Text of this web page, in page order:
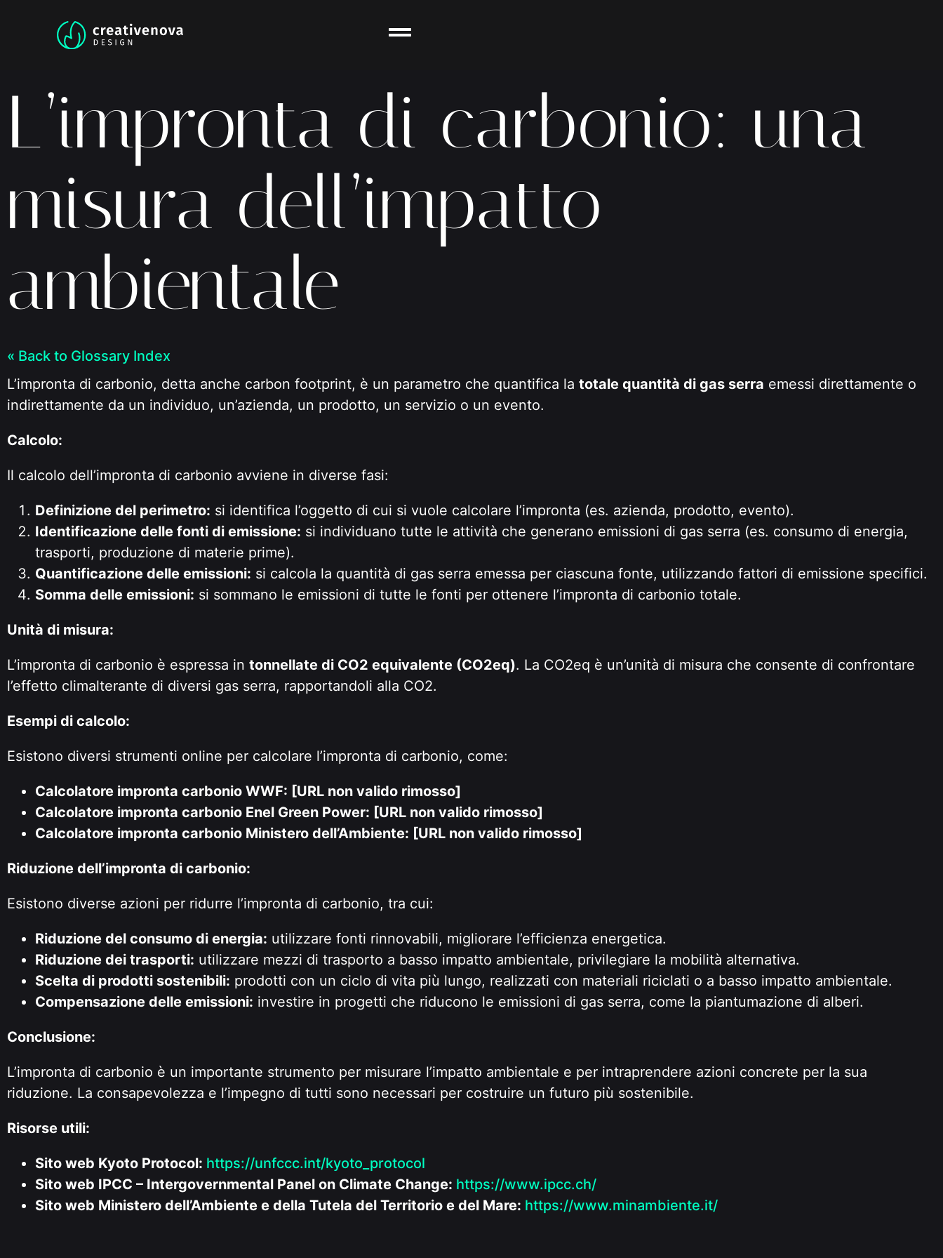
L’impronta di carbonio: una
misura dell’impatto
ambientale
« Back to Glossary Index
L’impronta di carbonio, detta anche carbon footprint, è un parametro che quantifica la totale quantità di gas serra emessi direttamente o
indirettamente da un individuo, un’azienda, un prodotto, un servizio o un evento.
Calcolo:
Il calcolo dell’impronta di carbonio avviene in diverse fasi:
Definizione del perimetro: si identifica l’oggetto di cui si vuole calcolare l’impronta (es. azienda, prodotto, evento).
Identificazione delle fonti di emissione: si individuano tutte le attività che generano emissioni di gas serra (es. consumo di energia,
trasporti, produzione di materie prime).
Quantificazione delle emissioni: si calcola la quantità di gas serra emessa per ciascuna fonte, utilizzando fattori di emissione specifici.
Somma delle emissioni: si sommano le emissioni di tutte le fonti per ottenere l’impronta di carbonio totale.
Unità di misura:
L’impronta di carbonio è espressa in tonnellate di CO2 equivalente (CO2eq). La CO2eq è un’unità di misura che consente di confrontare
l’effetto climalterante di diversi gas serra, rapportandoli alla CO2.
Esempi di calcolo:
Esistono diversi strumenti online per calcolare l’impronta di carbonio, come:
Calcolatore impronta carbonio WWF: [URL non valido rimosso]
Calcolatore impronta carbonio Enel Green Power: [URL non valido rimosso]
Calcolatore impronta carbonio Ministero dell’Ambiente: [URL non valido rimosso]
Riduzione dell’impronta di carbonio:
Esistono diverse azioni per ridurre l’impronta di carbonio, tra cui:
Riduzione del consumo di energia: utilizzare fonti rinnovabili, migliorare l’efficienza energetica.
Riduzione dei trasporti: utilizzare mezzi di trasporto a basso impatto ambientale, privilegiare la mobilità alternativa.
Scelta di prodotti sostenibili: prodotti con un ciclo di vita più lungo, realizzati con materiali riciclati o a basso impatto ambientale.
Compensazione delle emissioni: investire in progetti che riducono le emissioni di gas serra, come la piantumazione di alberi.
Conclusione:
L’impronta di carbonio è un importante strumento per misurare l’impatto ambientale e per intraprendere azioni concrete per la sua
riduzione. La consapevolezza e l’impegno di tutti sono necessari per costruire un futuro più sostenibile.
Risorse utili:
Sito web Kyoto Protocol: https://unfccc.int/kyoto_protocol
Sito web IPCC – Intergovernmental Panel on Climate Change: https://www.ipcc.ch/
Sito web Ministero dell’Ambiente e della Tutela del Territorio e del Mare: https://www.minambiente.it/